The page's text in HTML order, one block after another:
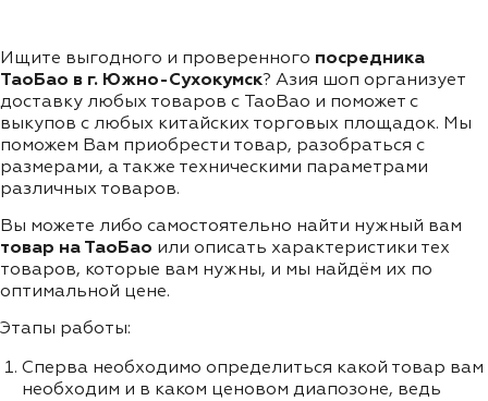
Ищите выгодного и проверенного посредника
ТаоБао в г. Южно-Сухокумск? Азия шоп организует
доставку любых товаров с TaoBao и поможет с
выкупов с любых китайских торговых площадок. Мы
поможем Вам приобрести товар, разобраться с
размерами, а также техническими параметрами
различных товаров.
Вы можете либо самостоятельно найти нужный вам
товар на ТаоБао или описать характеристики тех
товаров, которые вам нужны, и мы найдём их по
оптимальной цене.
Этапы работы:
Сперва необходимо определиться какой товар вам
необходим и в каком ценовом диапозоне, ведь